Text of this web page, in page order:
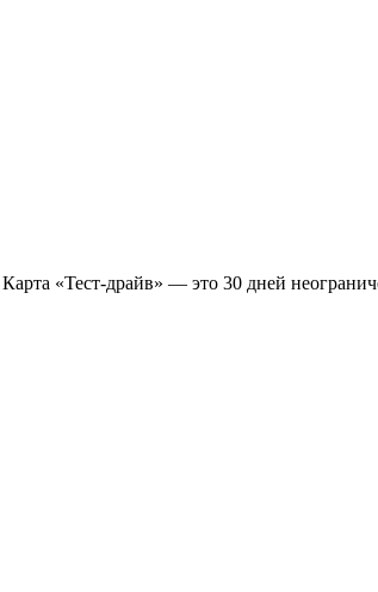
«Тест-драйв» — это 30 дней